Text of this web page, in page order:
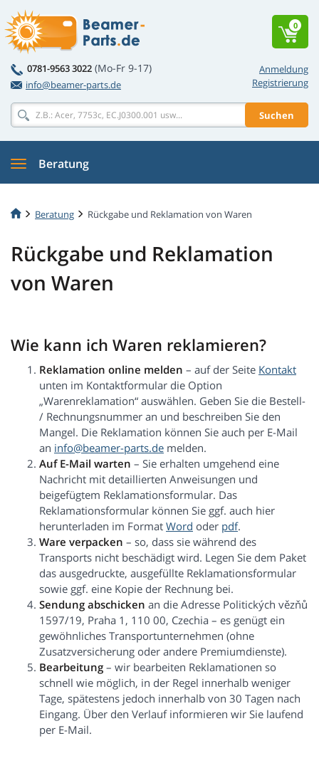
Anmeldung
Registrierung
0781-9563 3022 (Mo-Fr 9-17)
info@beamer-parts.de
Suchen
0
Beratung
Beratung Rückgabe und Reklamation von Waren
Rückgabe und Reklamation
von Waren
Wie kann ich Waren reklamieren?
Reklamation online melden – auf der Seite Kontakt
unten im Kontaktformular die Option
„Warenreklamation“ auswählen. Geben Sie die Bestell-
/ Rechnungsnummer an und beschreiben Sie den
Mangel. Die Reklamation können Sie auch per E-Mail
an info@beamer-parts.de melden.
Auf E-Mail warten – Sie erhalten umgehend eine
Nachricht mit detaillierten Anweisungen und
beigefügtem Reklamationsformular. Das
Reklamationsformular können Sie ggf. auch hier
herunterladen im Format Word oder pdf.
Ware verpacken – so, dass sie während des
Transports nicht beschädigt wird. Legen Sie dem Paket
das ausgedruckte, ausgefüllte Reklamationsformular
sowie ggf. eine Kopie der Rechnung bei.
Sendung abschicken an die Adresse Politických vězňů
1597/19, Praha 1, 110 00, Czechia – es genügt ein
gewöhnliches Transportunternehmen (ohne
Zusatzversicherung oder andere Premiumdienste).
Bearbeitung – wir bearbeiten Reklamationen so
schnell wie möglich, in der Regel innerhalb weniger
Tage, spätestens jedoch innerhalb von 30 Tagen nach
Eingang. Über den Verlauf informieren wir Sie laufend
per E-Mail.